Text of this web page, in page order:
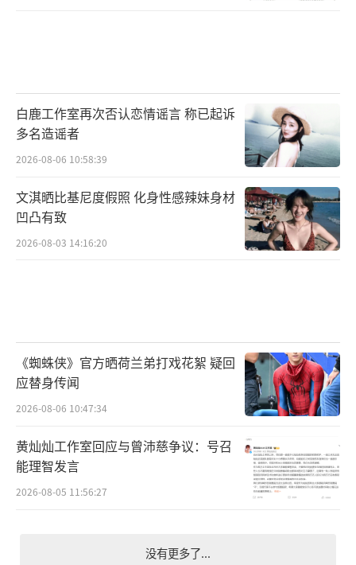
白鹿工作室再次否认恋情谣言 称已起诉
多名造谣者
2026-08-06 10:58:39
文淇晒比基尼度假照 化身性感辣妹身材
凹凸有致
2026-08-03 14:16:20
《蜘蛛侠》官方晒荷兰弟打戏花絮 疑回
应替身传闻
2026-08-06 10:47:34
黄灿灿工作室回应与曾沛慈争议：号召
能理智发言
2026-08-05 11:56:27
没有更多了...